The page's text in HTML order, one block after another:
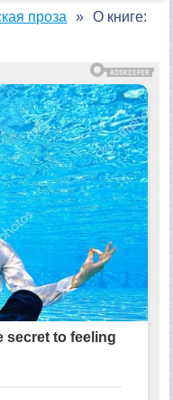
проза
О книге: